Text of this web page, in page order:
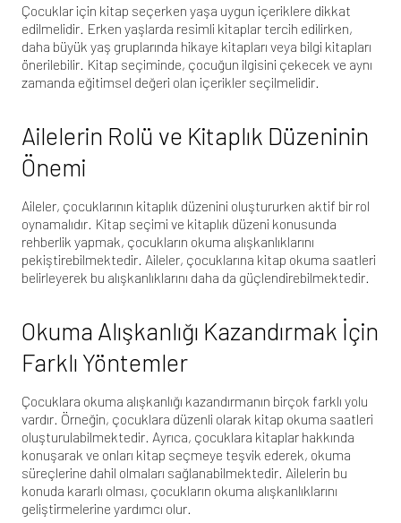
Çocuklar için kitap seçerken yaşa uygun içeriklere dikkat
edilmelidir. Erken yaşlarda resimli kitaplar tercih edilirken,
daha büyük yaş gruplarında hikaye kitapları veya bilgi kitapları
önerilebilir. Kitap seçiminde, çocuğun ilgisini çekecek ve aynı
zamanda eğitimsel değeri olan içerikler seçilmelidir.
Ailelerin Rolü ve Kitaplık Düzeninin
Önemi
Aileler, çocuklarının kitaplık düzenini oluştururken aktif bir rol
oynamalıdır. Kitap seçimi ve kitaplık düzeni konusunda
rehberlik yapmak, çocukların okuma alışkanlıklarını
pekiştirebilmektedir. Aileler, çocuklarına kitap okuma saatleri
belirleyerek bu alışkanlıklarını daha da güçlendirebilmektedir.
Okuma Alışkanlığı Kazandırmak İçin
Farklı Yöntemler
Çocuklara okuma alışkanlığı kazandırmanın birçok farklı yolu
vardır. Örneğin, çocuklara düzenli olarak kitap okuma saatleri
oluşturulabilmektedir. Ayrıca, çocuklara kitaplar hakkında
konuşarak ve onları kitap seçmeye teşvik ederek, okuma
süreçlerine dahil olmaları sağlanabilmektedir. Ailelerin bu
konuda kararlı olması, çocukların okuma alışkanlıklarını
geliştirmelerine yardımcı olur.